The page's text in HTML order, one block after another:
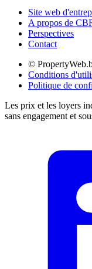
Site web
A propos de
Perspectives
Contact
©
Conditions
Politique de
Les prix et les loyers
sans engagement et